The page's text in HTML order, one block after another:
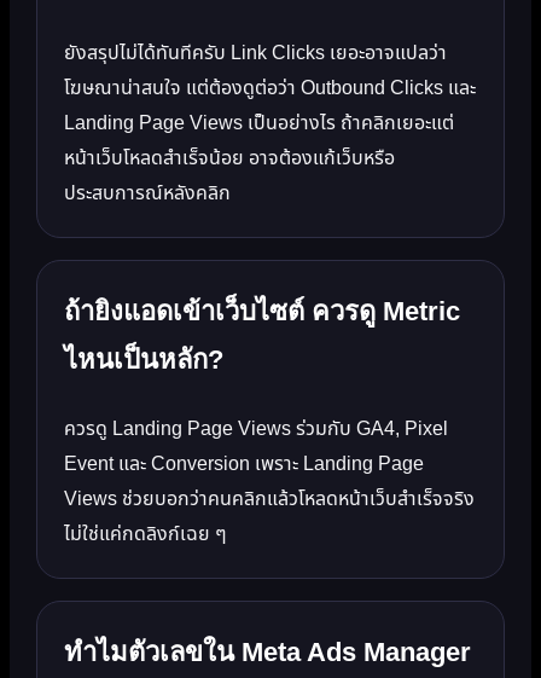
ยังสรุปไม่ได้ทันทีครับ Link Clicks เยอะอาจแปลว่า
โฆษณาน่าสนใจ แต่ต้องดูต่อว่า Outbound Clicks และ
Landing Page Views เป็นอย่างไร ถ้าคลิกเยอะแต่
หน้าเว็บโหลดสำเร็จน้อย อาจต้องแก้เว็บหรือ
ประสบการณ์หลังคลิก
ถ้ายิงแอดเข้าเว็บไซต์ ควรดู Metric
ไหนเป็นหลัก?
ควรดู Landing Page Views ร่วมกับ GA4, Pixel
Event และ Conversion เพราะ Landing Page
Views ช่วยบอกว่าคนคลิกแล้วโหลดหน้าเว็บสำเร็จจริง
ไม่ใช่แค่กดลิงก์เฉย ๆ
ทำไมตัวเลขใน Meta Ads Manager